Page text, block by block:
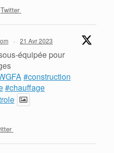
Twitter
· 21 Avr 2023
équipée pour
#construction
#chauffage